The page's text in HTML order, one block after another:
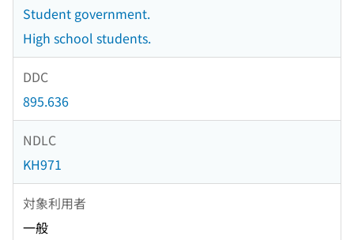
Student government.
High school students.
DDC
895.636
NDLC
KH971
対象利用者
一般